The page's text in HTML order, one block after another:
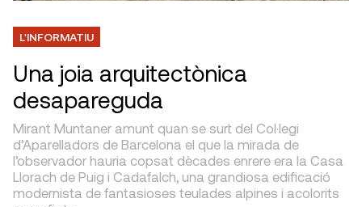
L'INFORMATIU
Una joia arquitectònica
desapareguda
Mirant Muntaner amunt quan se surt del Col·legi
d’Aparelladors de Barcelona el que la mirada de
l’observador hauria copsat dècades enrere era la Casa
Llorach de Puig i Cadafalch, una grandiosa edificació
modernista de fantasioses teulades alpines i acolorits